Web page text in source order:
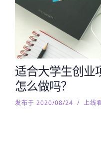
适合大学生创业
怎么做吗？
发布于 2020/08/24 / 上线